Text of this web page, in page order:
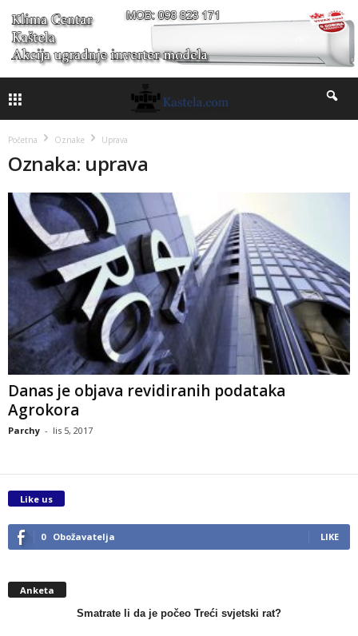
Početna Oznake Uprava
Oznaka: uprava
Danas je objava revidiranih podataka
Agrokora
Parchy - lis 5, 2017
Like us
0 Obožavatelja LIKE
Anketa
Smatrate li da je počeo Treći svjetski rat?